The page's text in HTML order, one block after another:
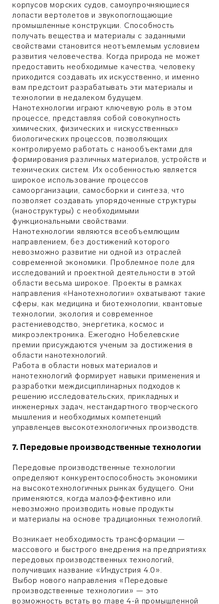
корпусов морских судов, самоупрочняющиеся
лопасти вертолетов и звукопоглощающие
промышленные конструкции. Способность
получать вещества и материалы с заданными
свойствами становится неотъемлемым условием
развития человечества. Когда природа не может
предоставить необходимые качества, человеку
приходится создавать их искусственно, и именно
вам предстоит разрабатывать эти материалы и
технологии в недалеком будущем.
Нанотехнологии играют ключевую роль в этом
процессе, представляя собой совокупность
химических, физических и «искусственных»
биологических процессов, позволяющих
контролируемо работать с нанообъектами для
формирования различных материалов, устройств и
технических систем. Их особенностью является
широкое использование процессов
самоорганизации, самосборки и синтеза, что
позволяет создавать упорядоченные структуры
(наноструктуры) с необходимыми
функциональными свойствами.
Нанотехнологии являются всеобъемлющим
направлением, без достижений которого
невозможно развитие ни одной из отраслей
современной экономики. Проблемное поле для
исследований и проектной деятельности в этой
области весьма широкое. Проекты в рамках
направления «Нанотехнологии» охватывают такие
сферы, как медицина и биотехнологии, квантовые
технологии, экология и современное
растениеводство, энергетика, космос и
микроэлектроника. Ежегодно Нобелевские
премии присуждаются ученым за достижения в
области нанотехнологий.
Работа в области новых материалов и
нанотехнологий формирует навыки применения и
разработки междисциплинарных подходов к
решению исследовательских, прикладных и
инженерных задач, нестандартного творческого
мышления и необходимых компетенций
управленцев высокотехнологичных производств.
7. Передовые производственные технологии
Передовые производственные технологии
определяют конкурентоспособность экономики
на высокотехнологичных рынках будущего. Они
применяются, когда малоэффективно или
невозможно производить новые продукты
и материалы на основе традиционных технологий.
Возникает необходимость трансформации —
массового и быстрого внедрения на предприятиях
передовых производственных технологий,
получивших название «Индустрия 4.0».
Выбор нового направления «Передовые
производственные технологии» — это
возможность встать во главе 4-й промышленной